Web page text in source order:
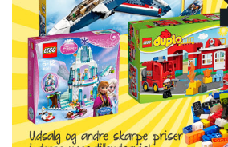
LEGO FAVORITTER